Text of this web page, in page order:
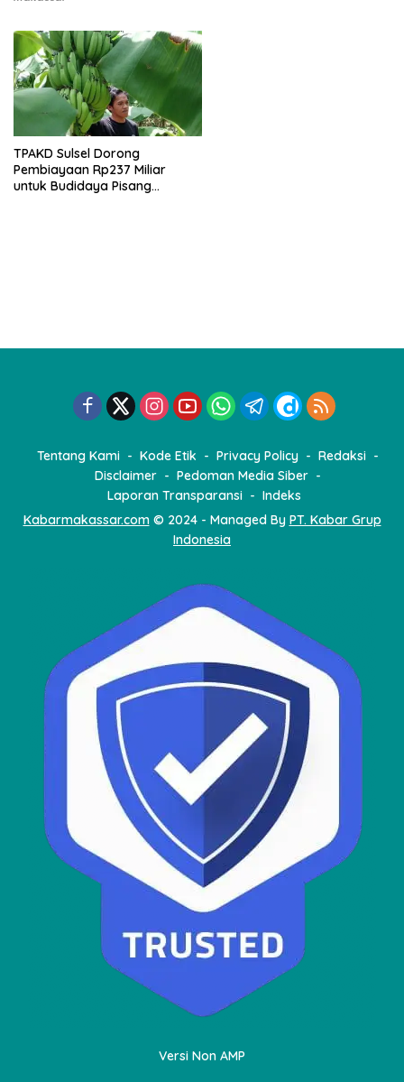
TPAKD Sulsel Dorong
Pembiayaan Rp237 Miliar
untuk Budidaya Pisang
Tentang Kami Kode Etik Privacy Policy
Redaksi
Disclaimer
Pedoman Media Siber
Laporan Transparansi
Indeks
Kabarmakassar.com© 2024 - Managed By PT. Kabar Grup
Indonesia
Versi Non AMP